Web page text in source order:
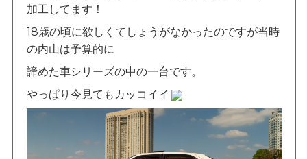
加工してます！
18歳の頃に欲しくてしょうがなかったのですが当時
の内山は予算的に
諦めた車シリーズの中の一台です。
やっぱり今見てもカッコイイ